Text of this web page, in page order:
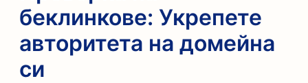
беклинкове: Укрепете
авторитета на домейна
си